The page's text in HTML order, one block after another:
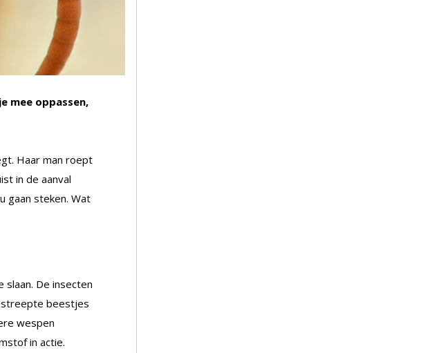
mee oppassen,
Haar man roept
in de aanval
gaan steken. Wat
slaan. De insecten
beestjes
wespen
in actie.